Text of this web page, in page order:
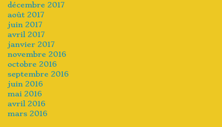
décembre 2017
août 2017
juin 2017
avril 2017
janvier 2017
novembre 2016
octobre 2016
septembre 2016
juin 2016
mai 2016
avril 2016
mars 2016